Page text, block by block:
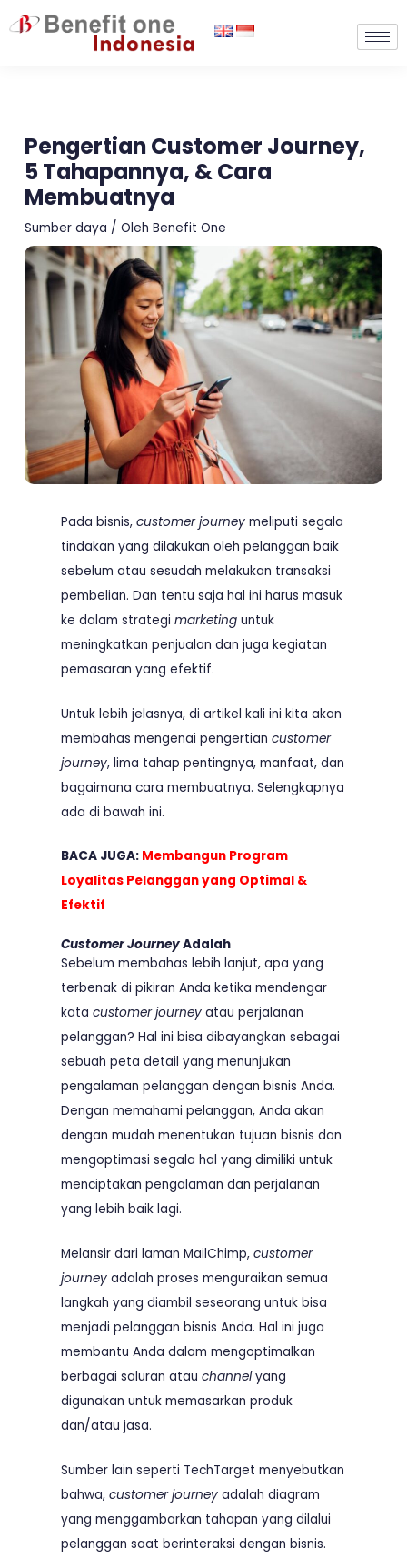
Lewati
ke
Pengertian Customer Journey,
5 Tahapannya, & Cara
Membuatnya
Sumber daya / OlehBenefit One
Pada bisnis, customer journey meliputi segala
tindakan yang dilakukan oleh pelanggan baik
sebelum atau sesudah melakukan transaksi
pembelian. Dan tentu saja hal ini harus masuk
ke dalam strategi marketinguntuk
meningkatkan penjualan dan juga kegiatan
pemasaran yang efektif.
Untuk lebih jelasnya, di artikel kali ini kita akan
membahas mengenai pengertian customer
journey, lima tahap pentingnya, manfaat, dan
bagaimana cara membuatnya. Selengkapnya
ada di bawah ini.
BACA JUGA: Membangun Program
Loyalitas Pelanggan yang Optimal &
Efektif
Customer JourneyAdalah
Sebelum membahas lebih lanjut, apa yang
terbenak di pikiran Anda ketika mendengar
kata customer journeyatau perjalanan
pelanggan? Hal ini bisa dibayangkan sebagai
sebuah peta detail yang menunjukan
pengalaman pelanggan dengan bisnis Anda.
Dengan memahami pelanggan, Anda akan
dengan mudah menentukan tujuan bisnis dan
mengoptimasi segala hal yang dimiliki untuk
menciptakan pengalaman dan perjalanan
yang lebih baik lagi.
Melansir dari laman MailChimp, customer
journey adalah proses menguraikan semua
langkah yang diambil seseorang untuk bisa
menjadi pelanggan bisnis Anda. Hal ini juga
membantu Anda dalam mengoptimalkan
berbagai saluran atau channelyang
digunakan untuk memasarkan produk
dan/atau jasa.
Sumber lain seperti TechTarget menyebutkan
bahwa, customer journey adalah diagram
yang menggambarkan tahapan yang dilalui
pelanggan saat berinteraksi dengan bisnis.